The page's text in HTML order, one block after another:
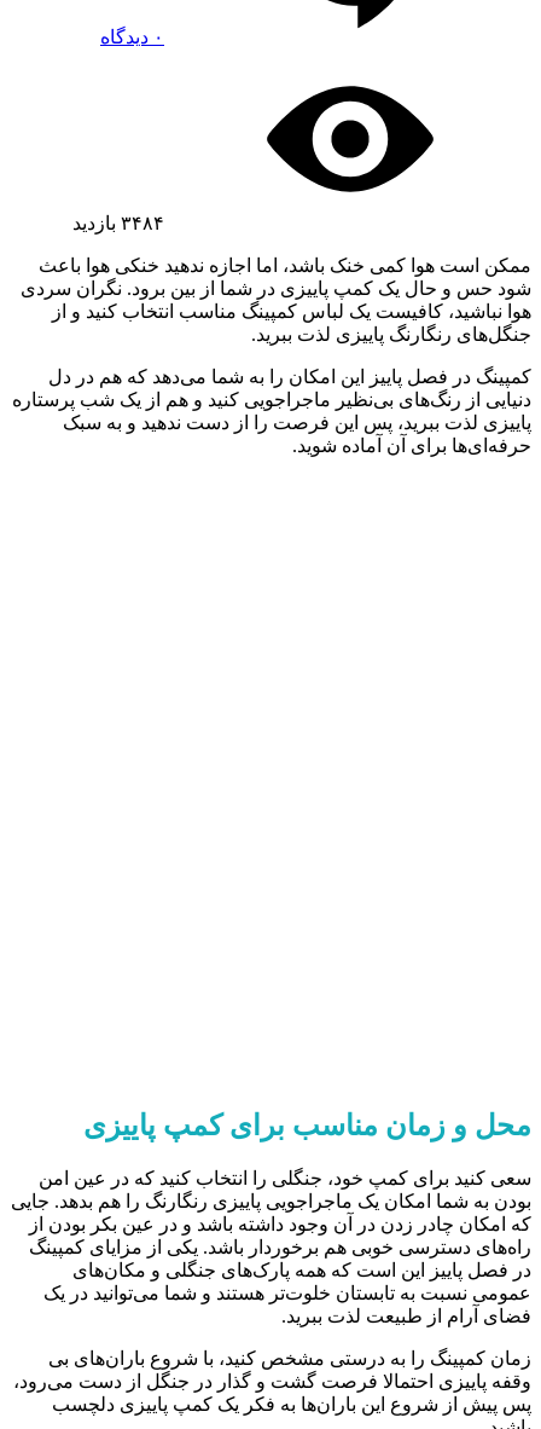
۰ دیدگاه
۳۴۸۴ بازدید
ممکن است هوا کمی خنک باشد، اما اجازه ندهید خنکی هوا باعث
شود حس و حال یک کمپ پاییزی در شما از بین برود. نگران سردی
هوا نباشید، کافیست یک لباس کمپینگ مناسب انتخاب کنید و از
جنگل‌های رنگارنگ پاییزی لذت ببرید.
کمپینگ در فصل پاییز این امکان را به شما می‌دهد که هم در دل
دنیایی از رنگ‌های بی‌نظیر ماجراجویی کنید و هم از یک شب پرستاره
پاییزی لذت ببرید، پس این فرصت را از دست ندهید و به سبک
حرفه‌ای‌ها برای آن آماده شوید.
محل و زمان مناسب برای کمپ پاییزی
سعی کنید برای کمپ خود، جنگلی را انتخاب کنید که در عین امن
بودن به شما امکان یک ماجراجویی پاییزی رنگارنگ را هم بدهد. جایی
که امکان چادر زدن در آن وجود داشته باشد و در عین بکر بودن از
را‌ه‌های دسترسی خوبی هم برخوردار باشد. یکی از مزایای کمپینگ
در فصل پاییز این است که همه پارک‌های جنگلی و مکان‌های
عمومی نسبت به تابستان خلوت‌تر هستند و شما می‌توانید در یک
فضای آرام از طبیعت لذت ببرید.­
زمان کمپینگ را به درستی مشخص کنید، با شروع باران‌های بی
وقفه پاییزی احتمالا فرصت گشت و گذار در جنگل از دست می‌رود،
پس پیش از شروع این باران‌ها به فکر یک کمپ پاییزی دلچسب